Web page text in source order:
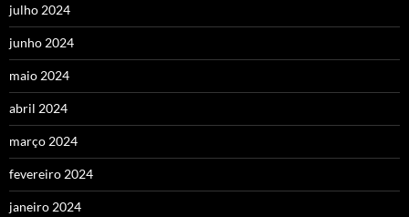
julho 2024
junho 2024
maio 2024
abril 2024
março 2024
fevereiro 2024
janeiro 2024